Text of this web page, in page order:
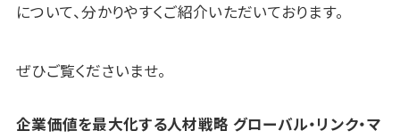
について、分かりやすくご紹介いただいております。
ぜひご覧くださいませ。
企業価値を最大化する人材戦略 グローバル・リンク・マ